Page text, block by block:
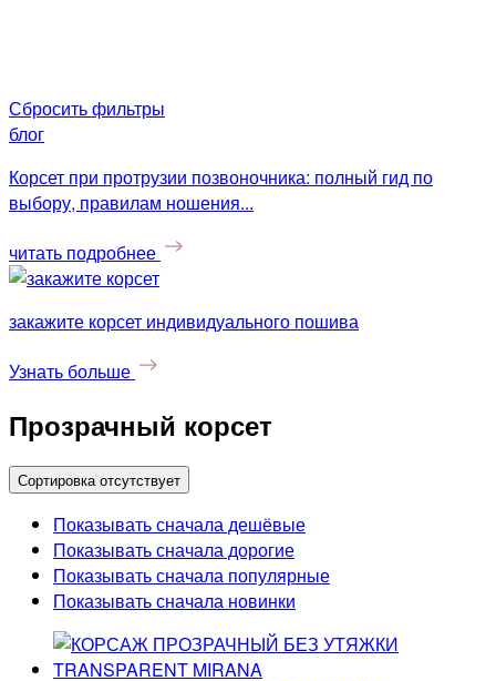
Сбросить фильтры
блог
Корсет при протрузии позвоночника: полный гид по
выбору, правилам ношения...
читать подробнее
закажите корсет индивидуального пошива
Узнать больше
Прозрачный корсет
Сортировка отсутствует
Показывать сначала дешёвые
Показывать сначала дорогие
Показывать сначала популярные
Показывать сначала новинки